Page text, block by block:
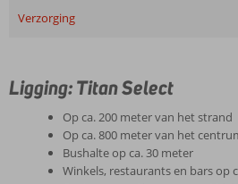
Verzorging
Ligging: Titan Select
Op ca. 200 meter van het strand
Op ca. 800 meter van het
Bushalte op ca. 30 meter
Winkels, restaurants en bars op